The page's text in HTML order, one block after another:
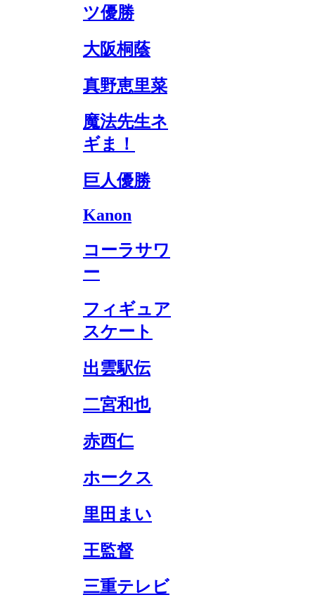
ツ優勝
大阪桐蔭
真野恵里菜
魔法先生ネ
ギま！
巨人優勝
Kanon
コーラサワ
ー
フィギュア
スケート
出雲駅伝
二宮和也
赤西仁
ホークス
里田まい
王監督
三重テレビ